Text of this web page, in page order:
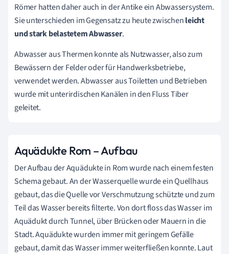
Römer hatten daher auch in der Antike ein Abwassersystem.
Sie unterschieden im Gegensatz zu heute zwischenleicht
und stark belastetem Abwasser.
Abwasser aus Thermen konnte als Nutzwasser, also zum
Bewässern der Felder oder für Handwerksbetriebe,
verwendet werden. Abwasser aus Toiletten und Betrieben
wurde mit unterirdischen Kanälen in den Fluss Tiber
geleitet.
Aquädukte Rom – Aufbau
Der Aufbau der Aquädukte in Rom wurde nach einem festen
Schema gebaut. An der Wasserquelle wurde ein Quellhaus
gebaut, das die Quelle vor Verschmutzung schützte und zum
Teil das Wasser bereits filterte. Von dort floss das Wasser im
Aquädukt durch Tunnel, über Brücken oder Mauern in die
Stadt. Aquädukte wurden immer mit geringem Gefälle
gebaut, damit das Wasser immer weiterfließen konnte. Laut